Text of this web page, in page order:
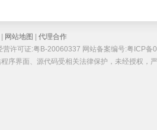
网站地图
代理合作
营许可证:粤B-20060337 网站备案编号:粤ICP备
序界面、源代码受相关法律保护，未经授权，